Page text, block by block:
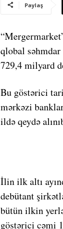
Paylaş
qlobal
729,4 milyard
Bu göstərici
mərkəzi
ildə qeydə
İlin ilk altı
debütant
bütün ilkin
göstərici cəmi